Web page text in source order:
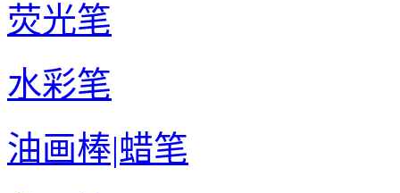
荧光笔
水彩笔
油画棒|蜡笔